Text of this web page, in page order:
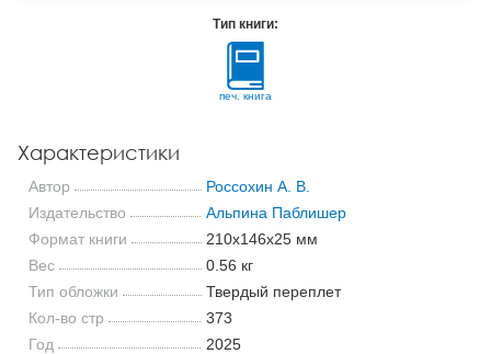
Тип книги:
печ. книга
Характеристики
Автор
Россохин А. В.
Издательство
Альпина Паблишер
Формат книги
210x146x25 мм
Вес
0.56 кг
Тип обложки
Твердый переплет
Кол-во стр
373
Год
2025